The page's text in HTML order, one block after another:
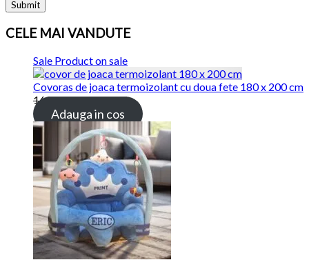
CELE MAI VANDUTE
Sale Product on sale
Covoras de joaca termoizolant cu doua fete 180 x 200 cm
169.00 lei115.00 lei
Adauga in cos